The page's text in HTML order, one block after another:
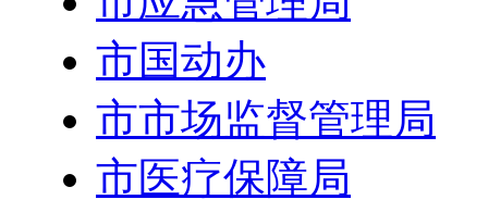
市国动办
市市场监督管理局
市医疗保障局